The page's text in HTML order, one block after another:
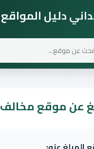
دليل المواقع
عن موقع مخالف